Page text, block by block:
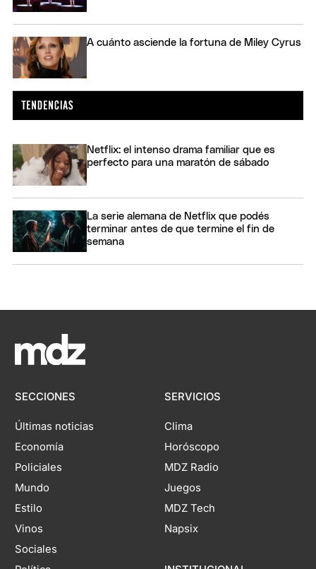
A cuánto asciende la fortuna de Miley Cyrus
Netflix: el intenso drama familiar que es
perfecto para una maratón de sábado
La serie alemana de Netflix que podés
terminar antes de que termine el fin de
semana
SECCIONES
Últimas noticias
Economía
Policiales
Mundo
Estilo
Vinos
Sociales
SERVICIOS
Clima
Horóscopo
MDZ Radio
Juegos
MDZ Tech
Napsix